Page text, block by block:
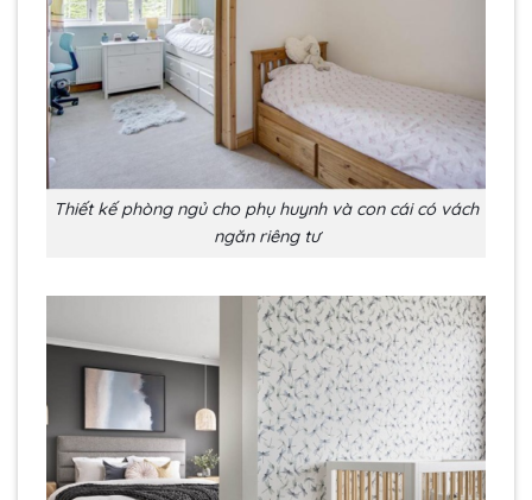
Thiết kế phòng ngủ cho phụ huynh và con cái có vách
ngăn riêng tư